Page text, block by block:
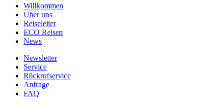
Willkommen
Über uns
Reiseleiter
ECO Reisen
News
Newsletter
Service
Rückrufservice
Anfrage
FAQ